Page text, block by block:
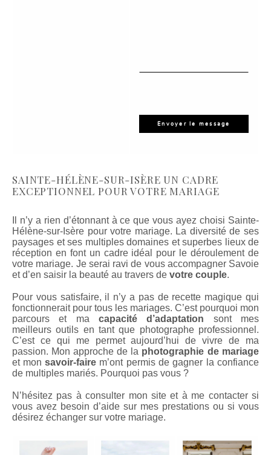
SAINTE-HÉLÈNE-SUR-ISÈRE UN CADRE
EXCEPTIONNEL POUR VOTRE MARIAGE
Il n’y a rien d’étonnant à ce que vous ayez choisi Sainte-
Hélène-sur-Isère pour votre mariage. La diversité de ses
paysages et ses multiples domaines et superbes lieux de
réception en font un cadre idéal pour le déroulement de
votre mariage. Je serai ravi de vous accompagner Savoie
et d’en saisir la beauté au travers de votre couple.
Pour vous satisfaire, il n’y a pas de recette magique qui
fonctionnerait pour tous les mariages. C’est pourquoi mon
parcours et ma capacité d’adaptation sont mes
meilleurs outils en tant que photographe professionnel.
C’est ce qui me permet aujourd’hui de vivre de ma
passion. Mon approche de la photographie de mariage
et mon savoir-faire m’ont permis de gagner la confiance
de multiples mariés. Pourquoi pas vous ?
N’hésitez pas à consulter mon site et à me contacter si
vous avez besoin d’aide sur mes prestations ou si vous
désirez échanger sur votre mariage.